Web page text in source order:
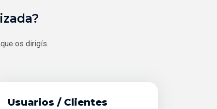
os dirigís.
Usuarios / Clientes